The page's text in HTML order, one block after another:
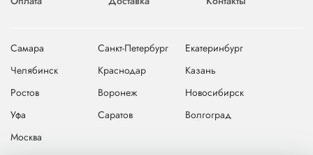
Самара Санкт-Петербург
Екатеринбург
Челябинск
Краснодар
Казань
Ростов
Воронеж
Новосибирск
Уфа
Саратов
Волгоград
Москва